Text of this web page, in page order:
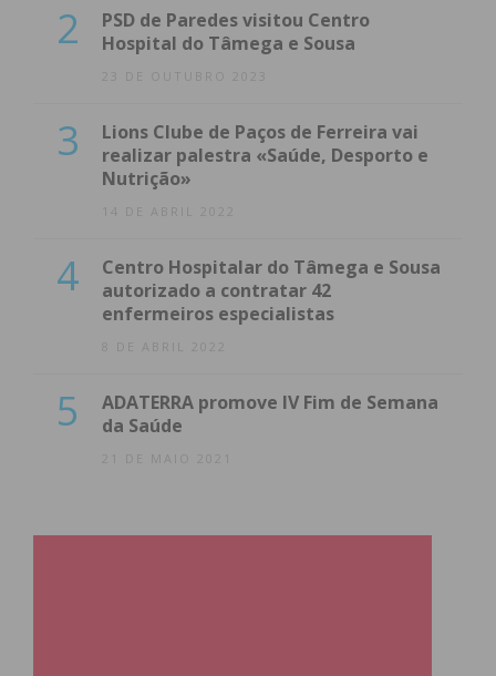
2
PSD de Paredes visitou Centro
Hospital do Tâmega e Sousa
23 DE OUTUBRO 2023
3
Lions Clube de Paços de Ferreira vai
realizar palestra «Saúde, Desporto e
Nutrição»
14 DE ABRIL 2022
4
Centro Hospitalar do Tâmega e Sousa
autorizado a contratar 42
enfermeiros especialistas
8 DE ABRIL 2022
5
ADATERRA promove IV Fim de Semana
da Saúde
21 DE MAIO 2021